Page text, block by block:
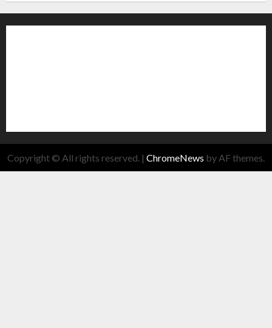
Copyright © All rights reserved. | ChromeNews by AF themes.